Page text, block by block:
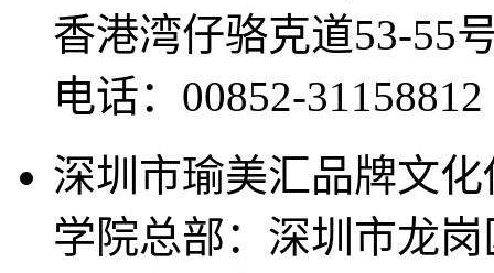
香港湾仔骆克道53-55
电话：00852-
深圳市瑜美汇品牌文
学院总部：深圳市龙